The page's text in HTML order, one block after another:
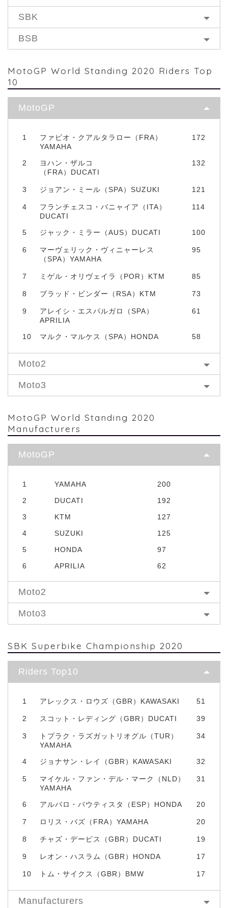
SBK
BSB
MotoGP World Standing 2020 Riders Top
10
MotoGP
1
ファビオ・クアルタラロー（FRA）
YAMAHA
172
2
ヨハン・ザルコ
（FRA）DUCATI
132
3 ジョアン・ミール（SPA）SUZUKI 121
4
フランチェスコ・バニャイア（ITA）
DUCATI
114
5 ジャック・ミラー（AUS）DUCATI 100
6
マーヴェリック・ヴィニャーレス
（SPA）YAMAHA
95
7 ミゲル・オリヴェイラ（POR）KTM 85
8 ブラッド・ビンダー（RSA）KTM 73
9
アレイシ・エスパルガロ（SPA）
APRILIA
61
10 マルク・マルケス（SPA）HONDA 58
Moto2
Moto3
MotoGP World Standing 2020
Manufacturers
MotoGP
1 YAMAHA
200
2
DUCATI
192
3
KTM
127
4
SUZUKI
125
5
HONDA
97
6
APRILIA 62
Moto2
Moto3
SBK Superbike Championship 2020
Riders Top10
1 アレックス・ロウズ（GBR）KAWASAKI 51
2 スコット・レディング（GBR）DUCATI 39
3
トプラク・ラズガットリオグル（TUR）
YAMAHA
34
4 ジョナサン・レイ（GBR）KAWASAKI 32
5
マイケル・ファン・デル・マーク（NLD）
YAMAHA
31
6 アルバロ・バウティスタ（ESP）HONDA 20
7 ロリス・バズ（FRA）YAMAHA 20
8 チャズ・デービス（GBR）DUCATI 19
9 レオン・ハスラム（GBR）HONDA 17
10 トム・サイクス（GBR）BMW 17
Manufacturers